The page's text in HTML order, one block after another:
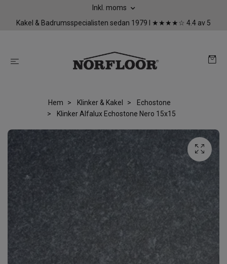
Inkl. moms
Kakel & Badrumsspecialisten sedan 1979 I ★★★★☆ 4.4 av 5
Hem Klinker & Kakel
Echostone
Klinker Alfalux Echostone Nero 15x15